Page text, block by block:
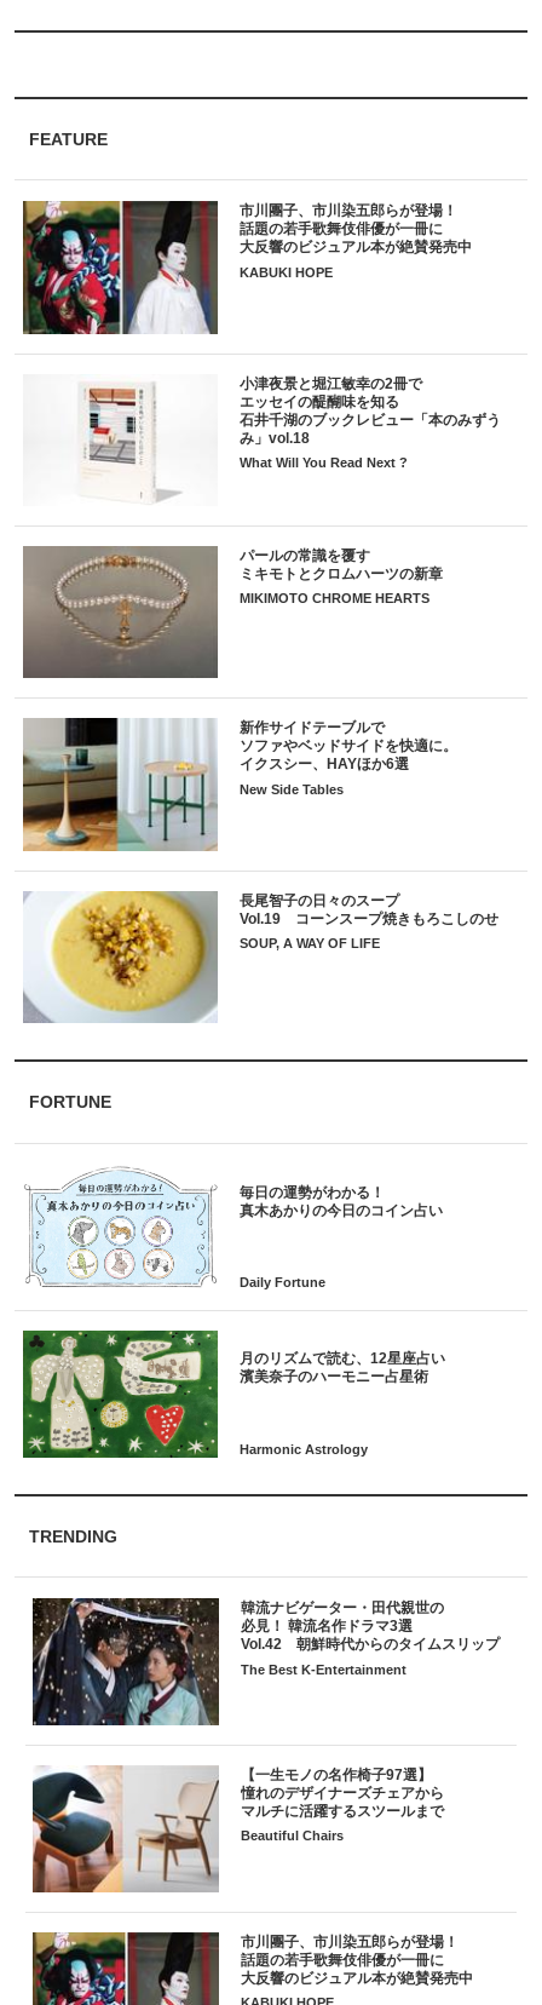
FEATURE
市川團子、市川染五郎らが登場！
話題の若手歌舞伎俳優が一冊に
大反響のビジュアル本が絶賛発売中
KABUKI HOPE
小津夜景と堀江敏幸の2冊で
エッセイの醍醐味を知る
石井千湖のブックレビュー「本のみずう
み」vol.18
What Will You Read Next ?
パールの常識を覆す
ミキモトとクロムハーツの新章
MIKIMOTO CHROME HEARTS
新作サイドテーブルで
ソファやベッドサイドを快適に。
イクスシー、HAYほか6選
New Side Tables
長尾智子の日々のスープ
Vol.19 コーンスープ焼きもろこしのせ
SOUP, A WAY OF LIFE
FORTUNE
毎日の運勢がわかる！
月のリズムで読む、12星座占い
TRENDING
韓流ナビゲーター・田代親世の
必見！ 韓流名作ドラマ3選
Vol.42 朝鮮時代からのタイムスリップ
The Best K-Entertainment
【一生モノの名作椅子97選】
憧れのデザイナーズチェアから
マルチに活躍するスツールまで
Beautiful Chairs
市川團子、市川染五郎らが登場！
話題の若手歌舞伎俳優が一冊に
大反響のビジュアル本が絶賛発売中